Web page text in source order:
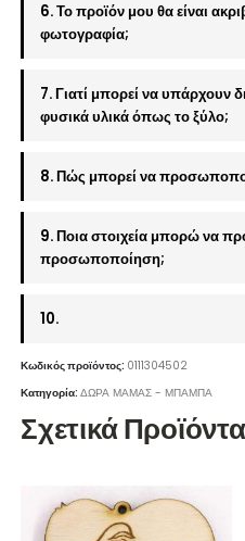
6. Το προϊόν μου θα είναι
φωτογραφία;
7. Γιατί μπορεί να υπάρχουν
φυσικά υλικά όπως το ξύλο;
8. Πώς μπορεί να
9. Ποια στοιχεία μπορώ να
προσωποποίηση;
10.
Κωδικός προϊόντος: 0111304502
Κατηγορία:ΔΩΡΑ ΜΑΜΑΣ - ΜΠΑΜΠΑ
Σχετικά Προϊόντα